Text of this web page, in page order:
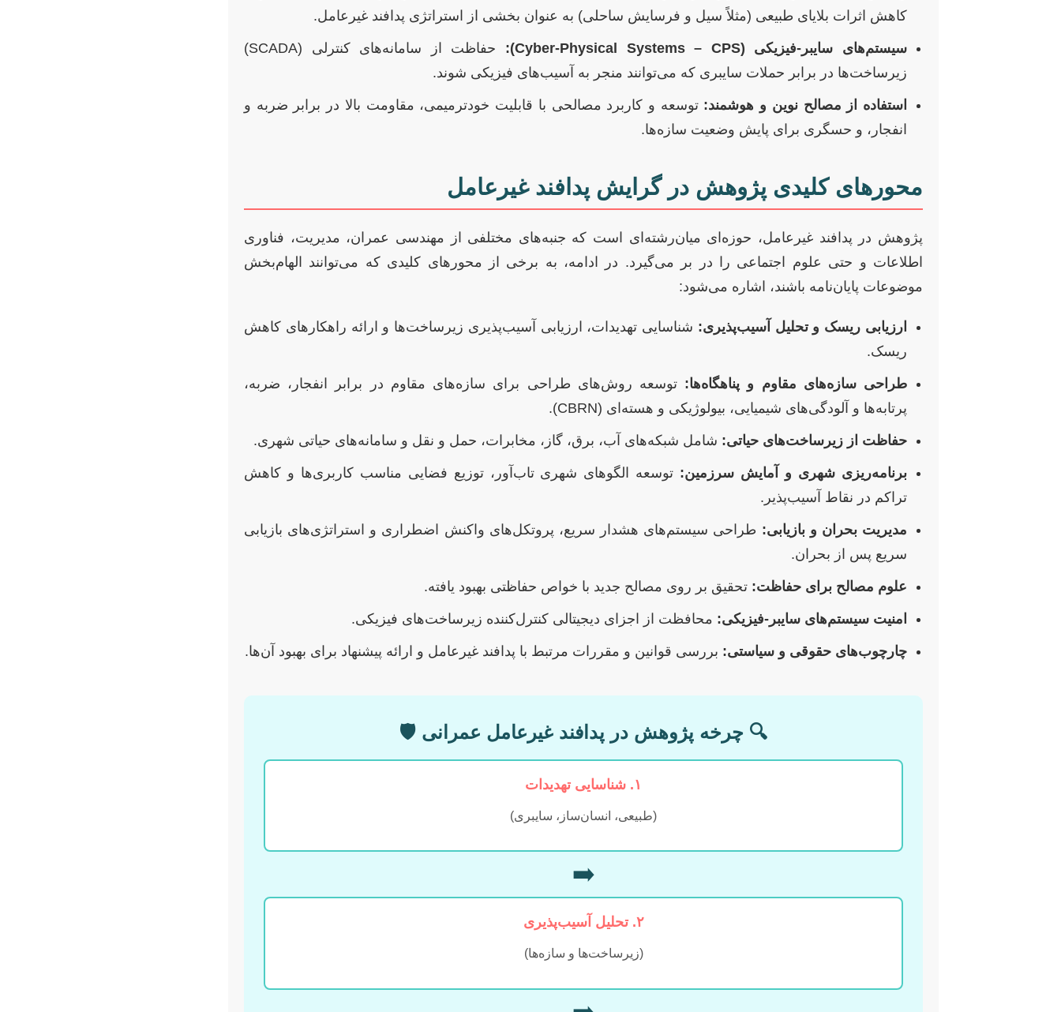
کاهش اثرات بلایای طبیعی (مثلاً سیل و فرسایش ساحلی) به عنوان بخشی از استراتژی پدافند غیرعامل.
سیستم‌های سایبر-فیزیکی (Cyber-Physical Systems – CPS):
حفاظت از سامانه‌های کنترلی (SCADA)
زیرساخت‌ها در برابر حملات سایبری که می‌توانند منجر به آسیب‌های فیزیکی شوند.
استفاده از مصالح نوین و هوشمند: توسعه و کاربرد مصالحی با قابلیت خودترمیمی، مقاومت بالا در برابر ضربه و
انفجار، و حسگری برای پایش وضعیت سازه‌ها.
محورهای کلیدی پژوهش در گرایش پدافند غیرعامل
پژوهش در پدافند غیرعامل، حوزه‌ای میان‌رشته‌ای است که جنبه‌های مختلفی از مهندسی عمران، مدیریت، فناوری
اطلاعات و حتی علوم اجتماعی را در بر می‌گیرد. در ادامه، به برخی از محورهای کلیدی که می‌توانند الهام‌بخش
موضوعات پایان‌نامه باشند، اشاره می‌شود:
ارزیابی ریسک و تحلیل آسیب‌پذیری: شناسایی تهدیدات، ارزیابی آسیب‌پذیری زیرساخت‌ها و ارائه راهکارهای کاهش
ریسک.
طراحی سازه‌های مقاوم و پناهگاه‌ها: توسعه روش‌های طراحی برای سازه‌های مقاوم در برابر انفجار، ضربه،
پرتابه‌ها و آلودگی‌های شیمیایی، بیولوژیکی و هسته‌ای (CBRN).
حفاظت از زیرساخت‌های حیاتی: شامل شبکه‌های آب، برق، گاز، مخابرات، حمل و نقل و سامانه‌های حیاتی شهری.
برنامه‌ریزی شهری و آمایش سرزمین: توسعه الگوهای شهری تاب‌آور، توزیع فضایی مناسب کاربری‌ها و کاهش
تراکم در نقاط آسیب‌پذیر.
مدیریت بحران و بازیابی: طراحی سیستم‌های هشدار سریع، پروتکل‌های واکنش اضطراری و استراتژی‌های بازیابی
سریع پس از بحران.
علوم مصالح برای حفاظت: تحقیق بر روی مصالح جدید با خواص حفاظتی بهبود یافته.
امنیت سیستم‌های سایبر-فیزیکی: محافظت از اجزای دیجیتالی کنترل‌کننده زیرساخت‌های فیزیکی.
چارچوب‌های حقوقی و سیاستی: بررسی قوانین و مقررات مرتبط با پدافند غیرعامل و ارائه پیشنهاد برای بهبود آن‌ها.
🔍 چرخه پژوهش در پدافند غیرعامل عمرانی 🛡️
۱. شناسایی تهدیدات
(طبیعی، انسان‌ساز، سایبری)
➡️
۲. تحلیل آسیب‌پذیری
(زیرساخت‌ها و سازه‌ها)